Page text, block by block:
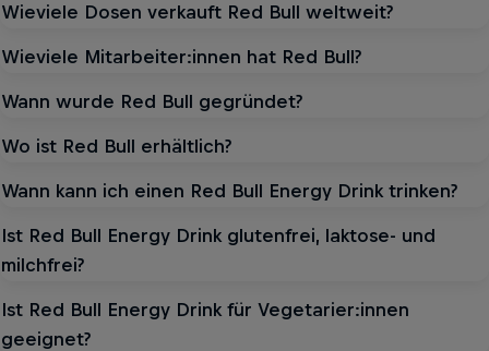
Wieviele Dosen verkauft Red Bull weltweit?
Wieviele Mitarbeiter:innen hat Red Bull?
Wann wurde Red Bull gegründet?
Wo ist Red Bull erhältlich?
Wann kann ich einen Red Bull Energy Drink trinken?
Ist Red Bull Energy Drink glutenfrei, laktose- und
milchfrei?
Ist Red Bull Energy Drink für Vegetarier:innen
geeignet?